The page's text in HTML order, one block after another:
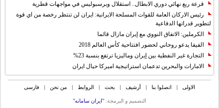
قرعة ربع نهائي دوري الابطال.. استقلال وبرسبوليس في مواجهات قطرية
رئيس الاركان العامة للقوات المسلحة الايرانية: ايران لن تنتظر رخصة من اي قوة
لتطوير قدراتها الدفاعية
الكرملين: الاتفاق النووي مع إيران مازال قائما
الفيفا يدعو روحاني لحضور افتتاحية كأس العالم 2018
التجارة غیر النفطیة بین إیران ومالیزیا ترتفع بنسبة 23%
الامارات والبحرين تدعمان استراتيجية اميركا حيال ايران
الاولی | اتصلوا بنا | أرشیف | بحث | الروابط | من نحن | فارسی
التصمیم و البرمجة: "ایران سامانه"